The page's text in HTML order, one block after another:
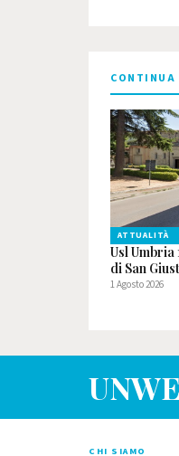
ATTUALITÀ
Usl Umbria
di San
1 Agosto 2026
CHI SIAMO